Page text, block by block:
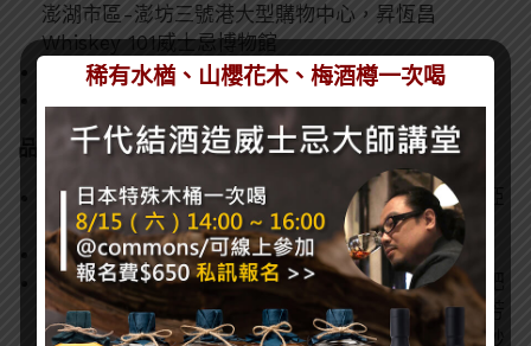
澎湖市區-澎坊三號港大型購物中心，昇恆昌
Whiskey 101威士忌博物館
建議售價：NT$2,840（實際售價以各店家為主）
品飲筆記：
熟成橡木桶：經典美國橡木桶與來自西班牙曼薩尼亞
雪莉桶
色澤：淺金色
香氣：濃郁與辛辣感瀰漫在空氣之中，油、馬鞍草肥
皂、松樹、巴西堅果的味蕾相互結合。有著非常芬芳
的香氣，帶著美麗的草本香氣和潮濕泥炭沼澤的微妙
稀有水楢、山櫻花木、梅酒樽一次喝